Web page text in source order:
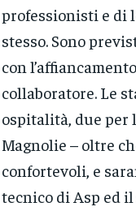
professionisti e di
stesso. Sono
con
collaboratore. Le
ospitalità, due per
Magnolie – oltre
confortevoli, e
tecnico di Asp ed